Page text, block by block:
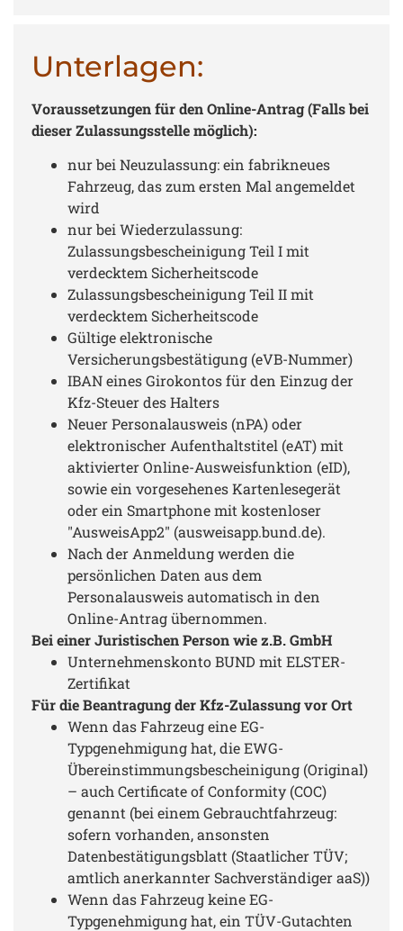
Unterlagen:
Voraussetzungen für den Online-Antrag (Falls bei
dieser Zulassungsstelle möglich):
nur bei Neuzulassung: ein fabrikneues
Fahrzeug, das zum ersten Mal angemeldet
wird
nur bei Wiederzulassung:
Zulassungsbescheinigung Teil I mit
verdecktem Sicherheitscode
Zulassungsbescheinigung Teil II mit
verdecktem Sicherheitscode
Gültige elektronische
Versicherungsbestätigung (eVB-Nummer)
IBAN eines Girokontos für den Einzug der
Kfz-Steuer des Halters
Neuer Personalausweis (nPA) oder
elektronischer Aufenthaltstitel (eAT) mit
aktivierter Online-Ausweisfunktion (eID),
sowie ein vorgesehenes Kartenlesegerät
oder ein Smartphone mit kostenloser
"AusweisApp2" (ausweisapp.bund.de).
Nach der Anmeldung werden die
persönlichen Daten aus dem
Personalausweis automatisch in den
Online-Antrag übernommen.
Bei einer Juristischen Person wie z.B. GmbH
Unternehmenskonto BUND mit ELSTER-
Zertifikat
Für die Beantragung der Kfz-Zulassung vor Ort
Wenn das Fahrzeug eine EG-
Typgenehmigung hat, die EWG-
Übereinstimmungsbescheinigung (Original)
– auch Certificate of Conformity (COC)
genannt (bei einem Gebrauchtfahrzeug:
sofern vorhanden, ansonsten
Datenbestätigungsblatt (Staatlicher TÜV;
amtlich anerkannter Sachverständiger aaS))
Wenn das Fahrzeug keine EG-
Typgenehmigung hat, ein TÜV-Gutachten